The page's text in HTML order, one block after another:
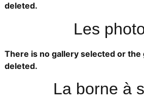
deleted.
Les
There is no gallery selected or the
deleted.
La borne à